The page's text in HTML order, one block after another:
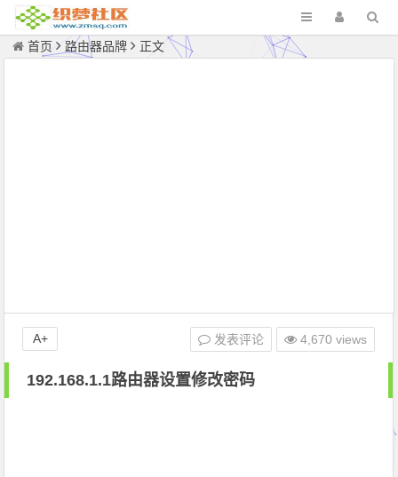
首页 路由器品牌 正文
192.168.1.1路由器设置修改密码
发表评论 4,670 views
A+